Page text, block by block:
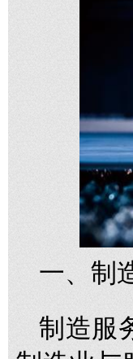
一、制
制造服